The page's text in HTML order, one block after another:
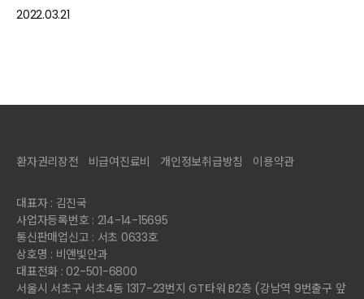
2022.03.21
환자권리장전 비급여진료비 개인정보취급방침 이용약관
대표자 : 김진국
사업자등록번호 : 214-14-15695
통신판매업신고 : 서초 0633호
상호명 : 비앤빛안과
대표전화 : 02-501-6800
서울시 서초구 서초4동 1317-23번지 GT타워 B2층 (강남역 9번출구 앞